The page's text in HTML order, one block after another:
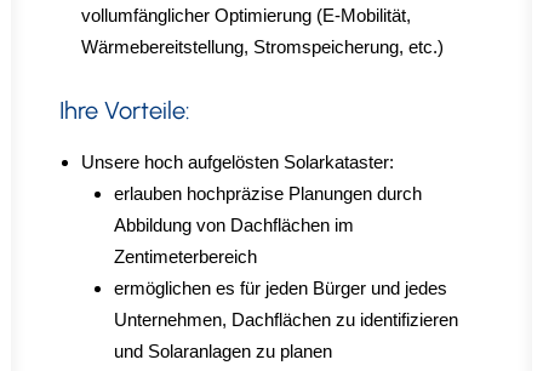
vollumfänglicher Optimierung (E-Mobilität,
Wärmebereitstellung, Stromspeicherung, etc.)
Ihre Vorteile:
Unsere hoch aufgelösten Solarkataster:
erlauben hochpräzise Planungen durch
Abbildung von Dachflächen im
Zentimeterbereich
ermöglichen es für jeden Bürger und jedes
Unternehmen, Dachflächen zu identifizieren
und Solaranlagen zu planen